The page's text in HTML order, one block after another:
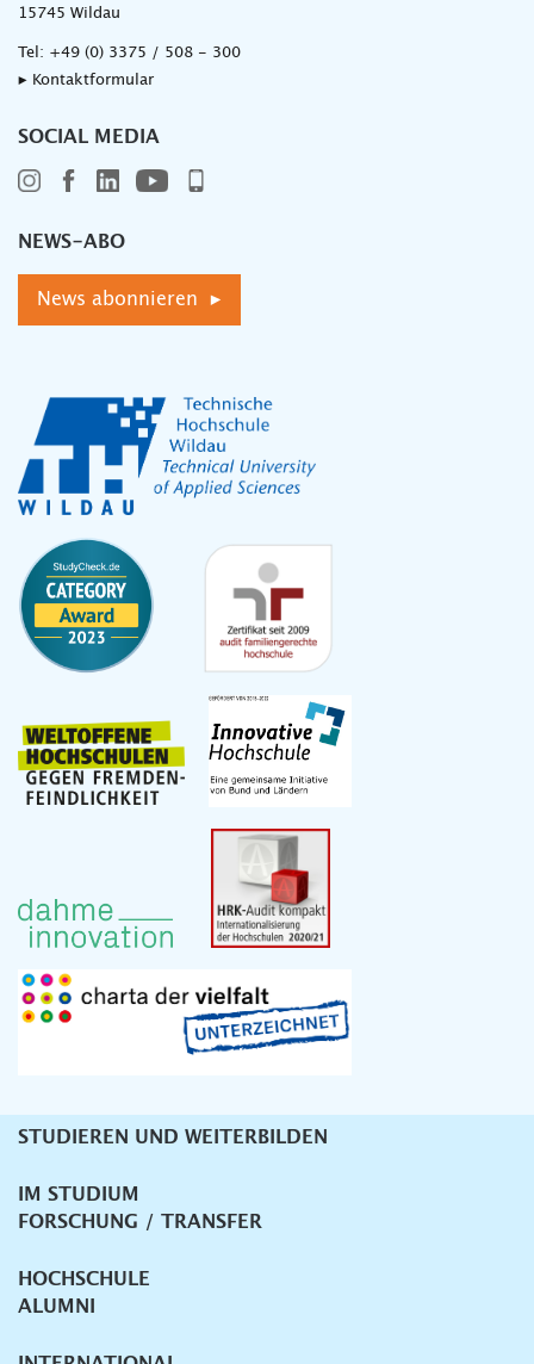
15745 Wildau
Tel: +49 (0) 3375 / 508 - 300
▸ Kontaktformular
SOCIAL MEDIA
NEWS-ABO
News abonnieren ▸
Unternavigation
STUDIEREN UND WEITERBILDEN
IM STUDIUM
FORSCHUNG / TRANSFER
HOCHSCHULE
ALUMNI